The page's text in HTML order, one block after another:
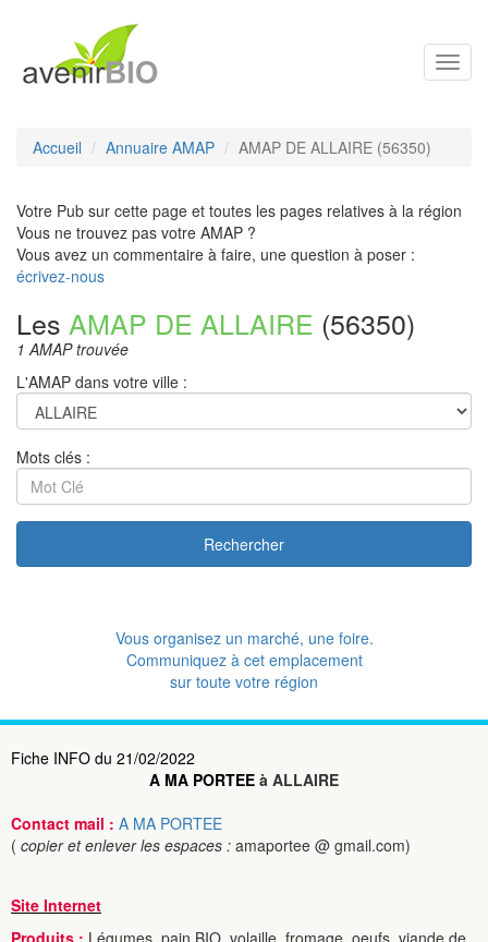
Accueil Annuaire AMAP AMAP DE ALLAIRE (56350)
Votre Pub sur cette page et toutes les pages relatives à la région
Vous ne trouvez pas votre AMAP ?
Vous avez un commentaire à faire, une question à poser :
écrivez-nous
Les AMAP DE ALLAIRE (56350)
1 AMAP trouvée
L'AMAP dans votre ville :
Mots clés :
Rechercher
Vous organisez un marché, une foire.
Communiquez à cet emplacement
sur toute votre région
Fiche INFO du 21/02/2022
A MA PORTEE à ALLAIRE
Contact mail : A MA PORTEE
( copier et enlever les espaces : amaportee @ gmail.com)
Site Internet
Produits : Légumes, pain BIO, volaille, fromage, oeufs, viande de